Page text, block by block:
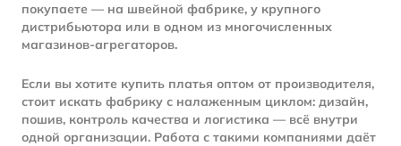
покупаете — на швейной фабрике, у крупного
дистрибьютора или в одном из многочисленных
магазинов-агрегаторов.
Если вы хотите купить платья оптом от производителя,
стоит искать фабрику с налаженным циклом: дизайн,
пошив, контроль качества и логистика — всё внутри
одной организации. Работа с такими компаниями даёт